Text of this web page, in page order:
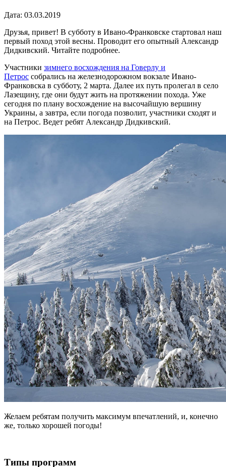
Дата: 03.03.2019
Друзья, привет! В субботу в Ивано-Франковске стартовал наш
первый поход этой весны. Проводит его опытный Александр
Дидкивский. Читайте подробнее.
Участники зимнего восхождения на Говерлу и
Петрос собрались на железнодорожном вокзале Ивано-
Франковска в субботу, 2 марта. Далее их путь пролегал в село
Лазещину, где они будут жить на протяжении похода. Уже
сегодня по плану восхождение на высочайшую вершину
Украины, а завтра, если погода позволит, участники сходят и
на Петрос. Ведет ребят Александр Дидкивский.
Желаем ребятам получить максимум впечатлений, и, конечно
же, только хорошей погоды!
Типы программ